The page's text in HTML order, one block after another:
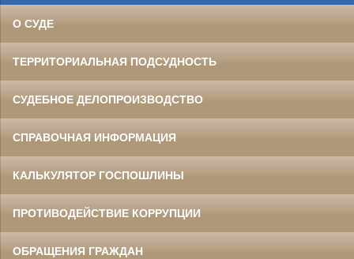
О СУДЕ
ТЕРРИТОРИАЛЬНАЯ ПОДСУДНОСТЬ
СУДЕБНОЕ ДЕЛОПРОИЗВОДСТВО
СПРАВОЧНАЯ ИНФОРМАЦИЯ
КАЛЬКУЛЯТОР ГОСПОШЛИНЫ
ПРОТИВОДЕЙСТВИЕ КОРРУПЦИИ
ОБРАЩЕНИЯ ГРАЖДАН